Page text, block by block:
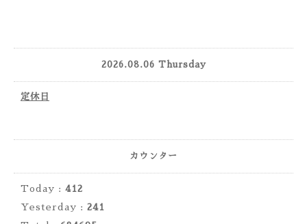
2026.08.06 Thursday
定休日
カウンター
Today : 412
Yesterday : 241